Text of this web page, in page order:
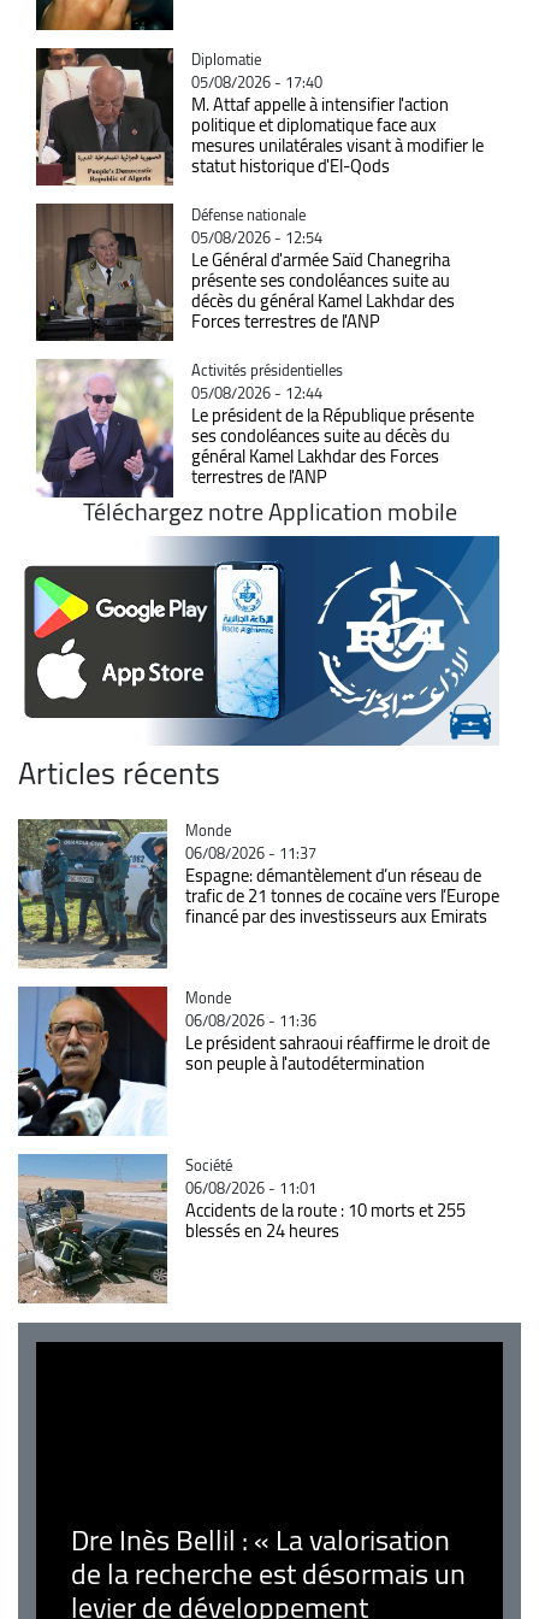
Catégorie
Diplomatie
05/08/2026 - 17:40
M. Attaf appelle à intensifier l'action
politique et diplomatique face aux
mesures unilatérales visant à modifier le
statut historique d'El-Qods
Catégorie
Défense nationale
05/08/2026 - 12:54
Le Général d'armée Saïd Chanegriha
présente ses condoléances suite au
décès du général Kamel Lakhdar des
Forces terrestres de l'ANP
Catégorie
Activités présidentielles
05/08/2026 - 12:44
Le président de la République présente
ses condoléances suite au décès du
général Kamel Lakhdar des Forces
terrestres de l'ANP
Téléchargez notre Application mobile
Articles récents
Catégorie
Monde
06/08/2026 - 11:37
Espagne: démantèlement d’un réseau de
trafic de 21 tonnes de cocaïne vers l’Europe
financé par des investisseurs aux Emirats
Catégorie
Monde
06/08/2026 - 11:36
Le président sahraoui réaffirme le droit de
son peuple à l'autodétermination
Catégorie
Société
06/08/2026 - 11:01
Accidents de la route : 10 morts et 255
blessés en 24 heures
Dre Inès Bellil : « La valorisation
de la recherche est désormais un
levier de développement